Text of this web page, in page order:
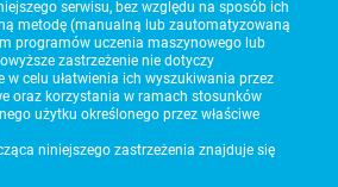
serwisu, bez względu na sposób ich
metodę (manualną lub zautomatyzowaną
programów uczenia maszynowego lub
zastrzeżenie nie dotyczy
w celu ułatwienia ich wyszukiwania przez
oraz korzystania w ramach stosunków
użytku określonego przez właściwe
niniejszego zastrzeżenia znajduje się